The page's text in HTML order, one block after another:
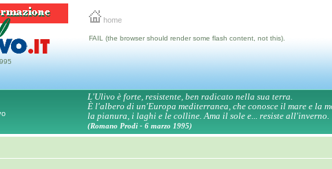
home
FAIL (the browser should render some flash content, not this).
L'Ulivo è forte, resistente, ben radicato nella sua terra.
È l'albero di un'Europa mediterranea, che conosce il mare e la
la pianura, i laghi e le colline. Ama il sole e... resiste all'inverno.
(Romano Prodi - 6 marzo 1995)